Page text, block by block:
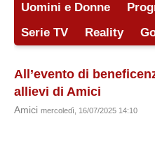
Uomini e Donne
Serie TV
Reality
All’evento di
allievi di Amici
Amici mercoledì, 16/07/2025 14:10